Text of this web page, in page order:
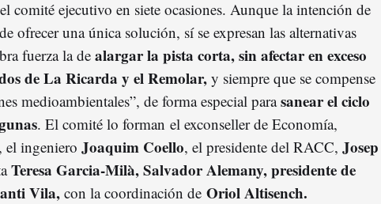
comité ejecutivo en siete ocasiones. Aunque la intención de
ofrecer una única solución, sí se expresan las alternativas
fuerza la de alargar la pista corta, sin afectar en exceso
de La Ricarda y el Remolar, y siempre que se compense
medioambientales”, de forma especial parasanear el ciclo
. El comité lo forman el exconseller de Economía,
, el ingeniero Joaquim Coello, el presidente del RACC, Josep
Teresa Garcia-Milà, Salvador Alemany, presidente de
Vila,con la coordinación de Oriol Altisench.